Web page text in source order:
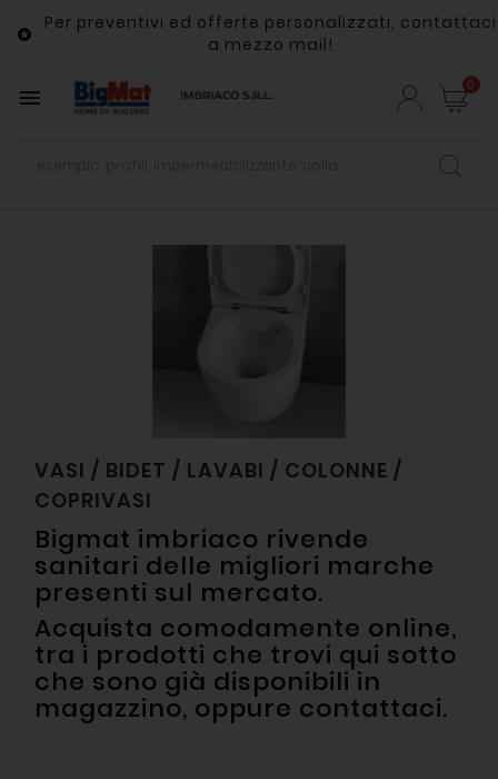

Per preventivi ed offerte personalizzati, contattaci
a mezzo mail!
 0
VASI / BIDET / LAVABI / COLONNE /
COPRIVASI
Bigmat imbriaco rivende
sanitari delle migliori marche
presenti sul mercato.
Acquista comodamente online,
tra i prodotti che trovi qui sotto
che sono già disponibili in
magazzino, oppure contattaci.